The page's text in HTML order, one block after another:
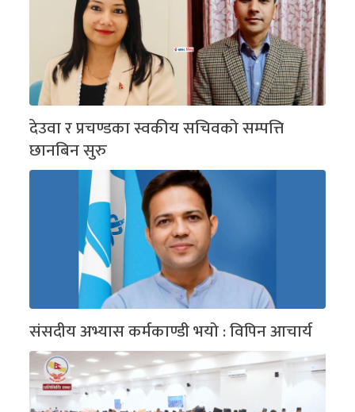
देउवा र प्रचण्डका स्वकीय सचिवको सम्पत्ति
छानबिन सुरु
संसदीय अभ्यास कर्मकाण्डी भयो : विपिन आचार्य